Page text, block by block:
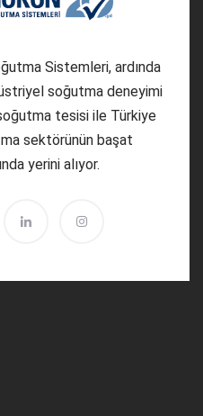
Sistemleri, ardında
soğutma deneyimi
tesisi ile Türkiye
sektörünün başat
yerini alıyor.